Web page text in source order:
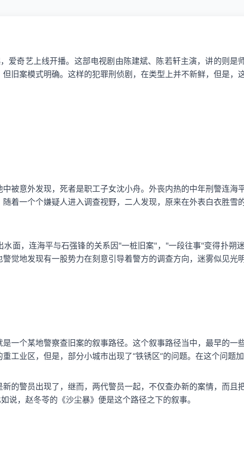
爱奇艺上线开播。这部电视剧由陈建斌、陈若轩主演，讲的则是
案模式明确。这样的犯罪刑侦剧，在类型上并不新鲜，但是，
被意外发现，死者是职工子女沈小舟。外丧内热的中年刑警连
着一个个嫌疑人进入调查视野，二人发现，原来在外表白衣胜雪
面，连海平与石强锋的关系因"一桩旧案"，"一段往事"变得扑朔
觉地发现有一股势力在刻意引导着警方的调查方向，迷雾似见光
一个某地警察查旧案的叙事路径。这个叙事路径当中，最早的
工业区，但是，部分小城市出现了“铁锈区”的问题。在这个问题
的警员出现了，继而，两代警员一起，不仅查办新的案情，而且
说，赵冬苓的《沙尘暴》便是这个路径之下的叙事。